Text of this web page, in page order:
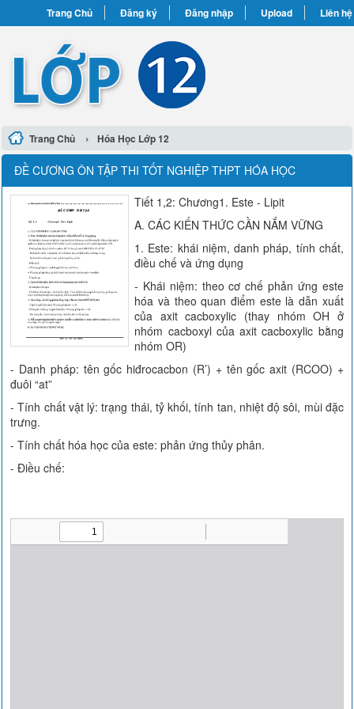
Trang Chủ Đăng ký Đăng nhập Upload Liên hệ
Trang Chủ › Hóa Học Lớp 12
ĐỀ CƯƠNG ÔN TẬP THI TỐT NGHIỆP THPT HÓA HỌC
Tiết 1,2: Chương1. Este - Lipit
A. CÁC KIẾN THỨC CẦN NẮM VỮNG
1. Este: khái niệm, danh pháp, tính chất,
điều chế và ứng dụng
- Khái niệm: theo cơ chế phản ứng este
hóa và theo quan điểm este là dẫn xuất
của axit cacboxylic (thay nhóm OH ở
nhóm cacboxyl của axit cacboxylic bằng
nhóm OR)
- Danh pháp: tên gốc hiđrocacbon (R’) + tên gốc axit (RCOO) +
đuôi “at”
- Tính chất vật lý: trạng thái, tỷ khối, tính tan, nhiệt độ sôi, mùi đặc
trưng.
- Tính chất hóa học của este: phản ứng thủy phân.
- Điều chế: